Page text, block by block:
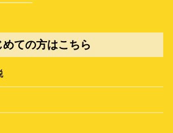
めての方はこちら